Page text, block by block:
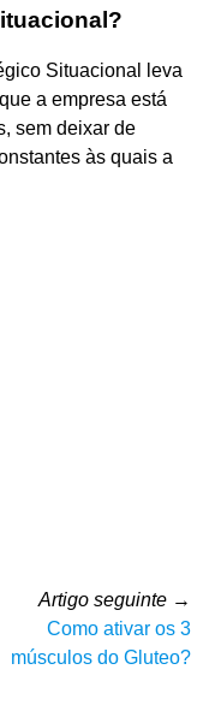
Situacional leva
a empresa está
sem deixar de
às quais a
Artigo seguinte →
Como ativar os 3
músculos do Gluteo?